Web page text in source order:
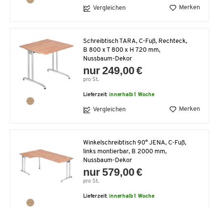
Vergleichen Merken
Schreibtisch TARA, C-Fuß, Rechteck,
B 800 x T 800 x H 720 mm,
Nussbaum-Dekor
nur 249,00 €
pro St.
Lieferzeit:innerhalb 1 Woche
Vergleichen Merken
Winkelschreibtisch 90° JENA, C-Fuß,
links montierbar, B 2000 mm,
Nussbaum-Dekor
nur 579,00 €
pro St.
Lieferzeit:innerhalb 1 Woche